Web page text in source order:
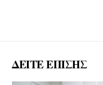
ΔΕΙΤΕ ΕΠΙΣΗΣ